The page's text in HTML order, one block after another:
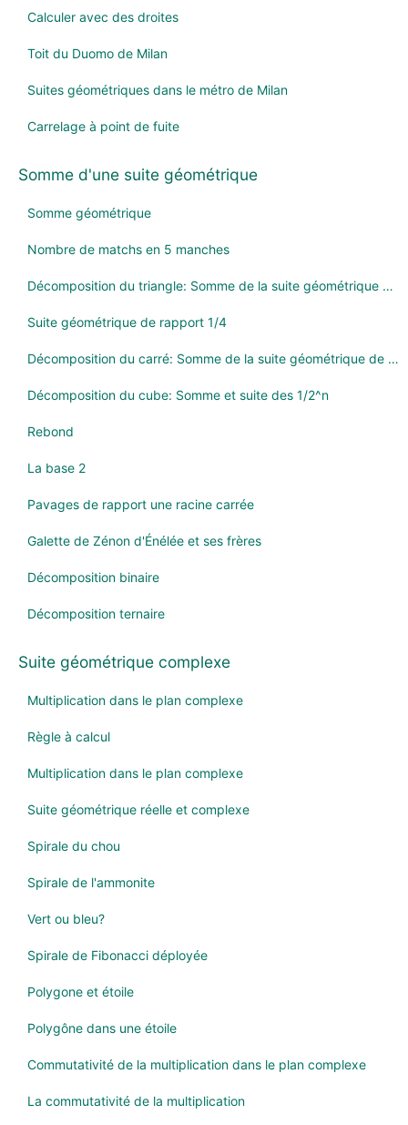
Calculer avec des droites
Toit du Duomo de Milan
Suites géométriques dans le métro de Milan
Carrelage à point de fuite
Somme d'une suite géométrique
Somme géométrique
Nombre de matchs en 5 manches
Décomposition du triangle: Somme de la suite géométrique de rapport 1/4
Suite géométrique de rapport 1/4
Décomposition du carré: Somme de la suite géométrique de rapport 1/2
Décomposition du cube: Somme et suite des 1/2^n
Rebond
La base 2
Pavages de rapport une racine carrée
Galette de Zénon d'Énélée et ses frères
Décomposition binaire
Décomposition ternaire
Suite géométrique complexe
Multiplication dans le plan complexe
Règle à calcul
Multiplication dans le plan complexe
Suite géométrique réelle et complexe
Spirale du chou
Spirale de l'ammonite
Vert ou bleu?
Spirale de Fibonacci déployée
Polygone et étoile
Polygône dans une étoile
Commutativité de la multiplication dans le plan complexe
La commutativité de la multiplication